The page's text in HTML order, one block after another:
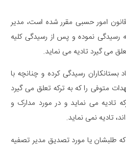
همانطوری که در ماده 271 قانون امور حسبی مقرر شده است، مدیر
رسیدگی نموده و پس از رسیدگی کلیه
می گیرد تادیه می نماید.
بستانکاران رسیدگی کرده و چنانچه با
متوفی را که به ترکه تعلق می گیرد
تادیه می نماید و در مورد مدارک و
تادیه نمی نماید.
که طلبشان یا مورد تصدیق مدیر تصفیه